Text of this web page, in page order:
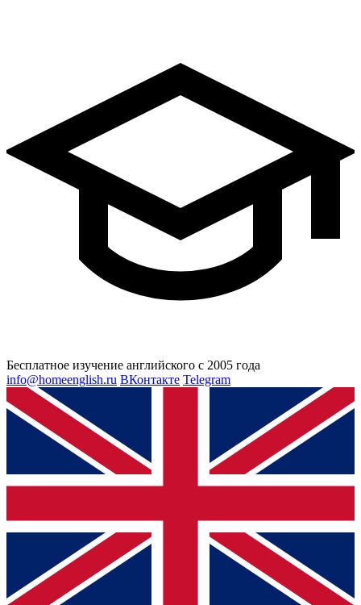
Бесплатное изучение английского с 2005 года
info@homeenglish.ru ВКонтакте Telegram